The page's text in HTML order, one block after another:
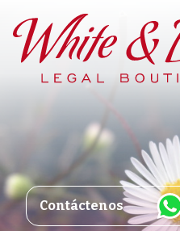
Main
Contáctenos